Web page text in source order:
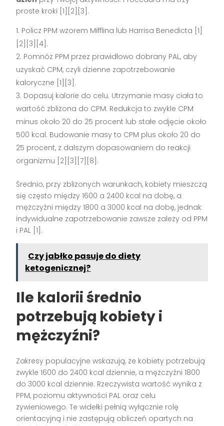
proste kroki [1][2][3].
Policz PPM wzorem Mifflina lub Harrisa Benedicta [1]
[2][3][4].
Pomnóż PPM przez prawidłowo dobrany PAL, aby
uzyskać CPM, czyli dzienne zapotrzebowanie
kaloryczne [1][3].
Dopasuj kalorie do celu. Utrzymanie masy ciała to
wartość zbliżona do CPM. Redukcja to zwykle CPM
minus około 20 do 25 procent lub stałe odjęcie około
500 kcal. Budowanie masy to CPM plus około 20 do
25 procent, z dalszym dopasowaniem do reakcji
organizmu [2][3][7][8].
Średnio, przy zbliżonych warunkach, kobiety mieszczą
się często między 1600 a 2400 kcal na dobę, a
mężczyźni między 1800 a 3000 kcal na dobę, jednak
indywidualne zapotrzebowanie zawsze zależy od PPM
i PAL [1].
Czy jabłko pasuje do diety
ketogenicznej?
Ile kalorii średnio
potrzebują kobiety i
mężczyźni?
Zakresy populacyjne wskazują, że kobiety potrzebują
zwykle 1600 do 2400 kcal dziennie, a mężczyźni 1800
do 3000 kcal dziennie. Rzeczywista wartość wynika z
PPM, poziomu aktywności PAL oraz celu
żywieniowego. Te widełki pełnią wyłącznie rolę
orientacyjną i nie zastępują obliczeń opartych na